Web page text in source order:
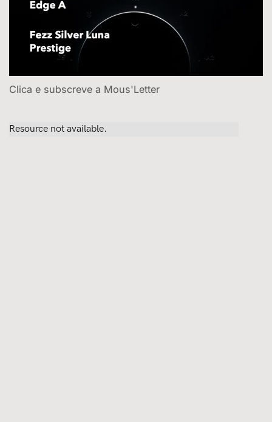
Clica e subscreve a Mous'Letter